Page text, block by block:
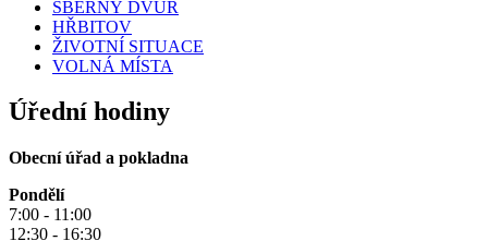
SBĚRNÝ DVŮR
HŘBITOV
ŽIVOTNÍ SITUACE
VOLNÁ MÍSTA
Úřední hodiny
Obecní úřad a pokladna
Pondělí
7:00 - 11:00
12:30 - 16:30